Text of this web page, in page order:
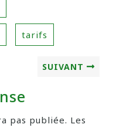
tarifs
SUIVANT
pas publiée. Les